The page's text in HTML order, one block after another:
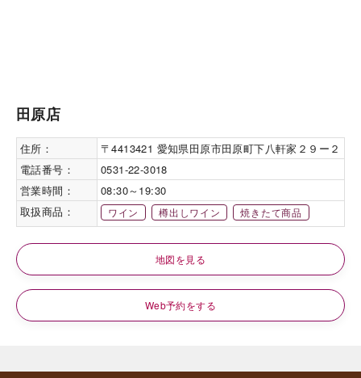
田原店
住所：
〒4413421 愛知県田原市田原町下八軒家２９ー２
電話番号：
0531-22-3018
営業時間：
08:30～19:30
取扱商品：
ワイン 樽出しワイン 焼きたて商品
地図を見る
Web予約をする